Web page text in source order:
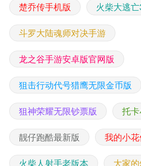
楚乔传手机版 火柴大逃
斗罗大陆魂师对决手游
龙之谷手游安卓版官网版
狙击行动代号猎鹰无限金币版
狙神荣耀无限钞票版 托
靓仔跑酷最新版 我的小
火柴人射手老版本 大家